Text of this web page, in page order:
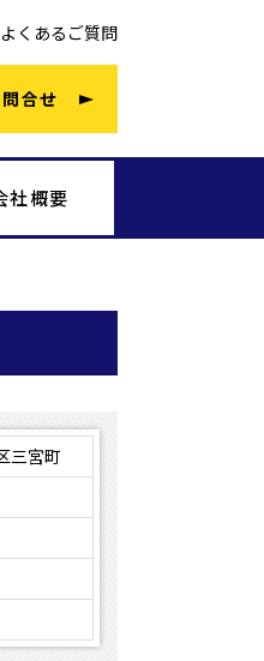
よくあるご質問
合せ
社概要
三宮町